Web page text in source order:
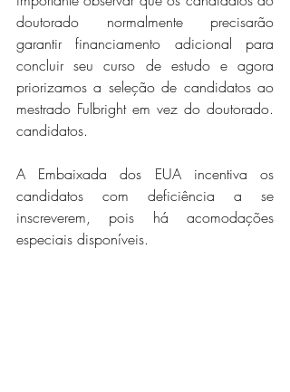
doutorado normalmente precisarão
garantir financiamento adicional para
concluir seu curso de estudo e agora
priorizamos a seleção de candidatos ao
mestrado Fulbright em vez do doutorado.
candidatos.
A Embaixada dos EUA incentiva os
candidatos com deficiência a se
inscreverem, pois há acomodações
especiais disponíveis.